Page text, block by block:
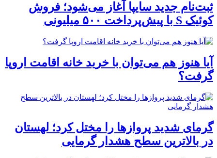
ثبت‌نام جدید سایپا آغاز می‌شود؛ فروش
کوئیک S با پیش‌پرداخت ۵۰۰ میلیونی
آیا هنوز هم می‌توان با خرید خانه اقامت اروپا
گرفت؟
گرمای شدید پروازها را مختل کرد؛ لهستان
در بالاترین سطح هشدار گرمایی